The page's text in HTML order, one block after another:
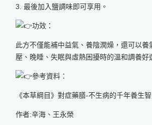
3. 最後加入鹽調味即可享用。
功效：
此方不僅能補中益氣、養陰潤燥，還可以
壓、晚睡、失眠與虛熱困擾時的溫和調養好
參考資料：
《本草綱目》對症藥膳-不生病的千年養生
作者:辛海、王永榮